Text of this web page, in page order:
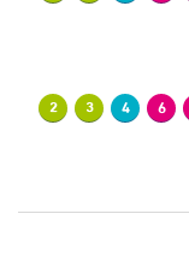
2 3 4 6